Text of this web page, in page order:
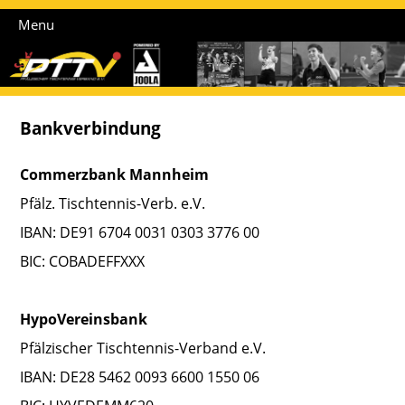
Menu
Bankverbindung
Commerzbank Mannheim
Pfälz. Tischtennis-Verb. e.V.
IBAN: DE91 6704 0031 0303 3776 00
BIC: COBADEFFXXX
HypoVereinsbank
Pfälzischer Tischtennis-Verband e.V.
IBAN: DE28 5462 0093 6600 1550 06